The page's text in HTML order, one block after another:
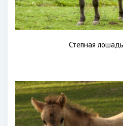
Степная